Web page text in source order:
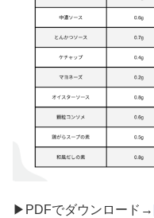
▶PDFでダウンロード→